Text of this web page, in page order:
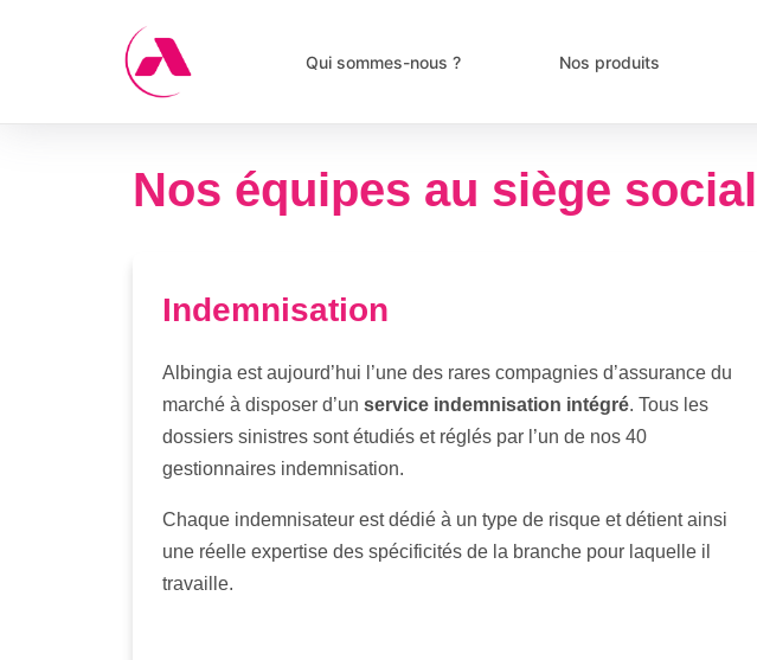
Qui sommes-nous ? Nos produits
Nos équipes au siège social
Indemnisation
Albingia est aujourd’hui l’une des rares compagnies d’assurance du
marché à disposer d’un service indemnisation intégré. Tous les
dossiers sinistres sont étudiés et réglés par l’un de nos 40
gestionnaires indemnisation.
Chaque indemnisateur est dédié à un type de risque et détient ainsi
une réelle expertise des spécificités de la branche pour laquelle il
travaille.